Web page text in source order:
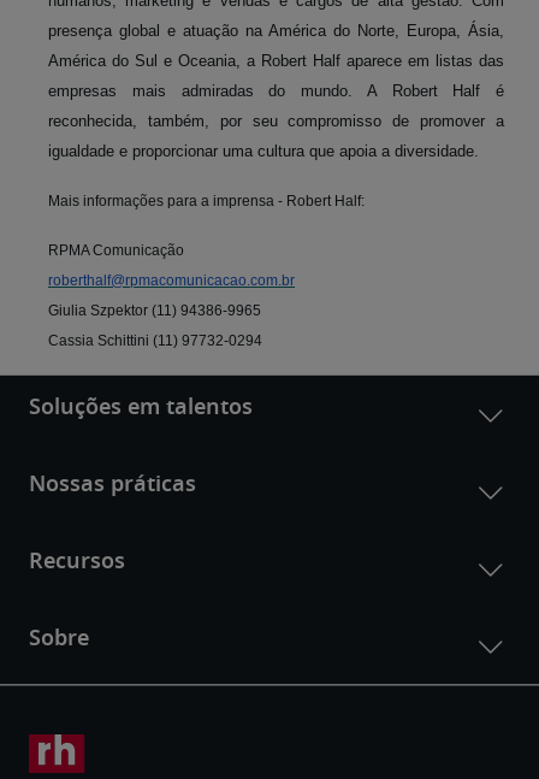
presença global e atuação na América do Norte, Europa, Ásia,
América do Sul e Oceania, a Robert Half aparece em listas das
empresas mais admiradas do mundo. A Robert Half é
reconhecida, também, por seu compromisso de promover a
igualdade e proporcionar uma cultura que apoia a diversidade.
Mais informações para a imprensa - Robert Half:
RPMA Comunicação
roberthalf@rpmacomunicacao.com.br
Giulia Szpektor (11) 94386-9965
Cassia Schittini (11) 97732-0294